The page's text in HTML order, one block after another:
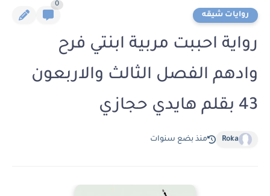
روايات شيقه
0
رواية احببت مربية ابنتي فرح
وادهم الفصل الثالث والاربعون
43 بقلم هايدي حجازي
Roka منذ بضع سنوات